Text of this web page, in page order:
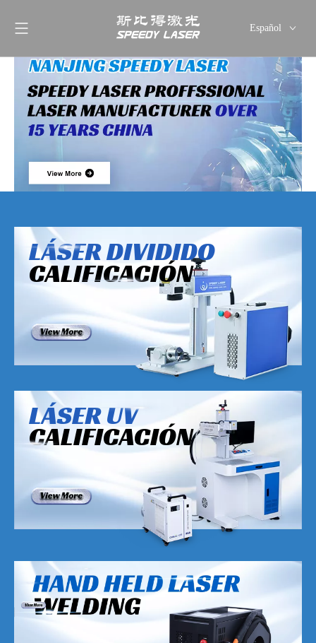
Español
简体中文
العربية
Français
Pусский
Deutsch
Italiano
ไทย
LÁSER DIVIDIDO
CALIFICACIÓN
LÁSER UV
CALIFICACIÓN